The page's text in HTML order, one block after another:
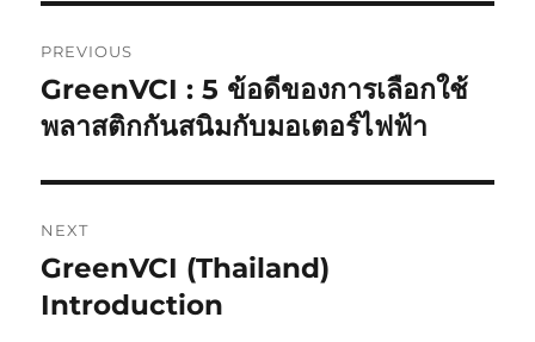
navigation
PREVIOUS
Previous
post:
GreenVCI : 5 ข้อดีของการเลือกใช้
พลาสติกกันสนิมกับมอเตอร์ไฟฟ้า
NEXT
Next
post:
GreenVCI (Thailand)
Introduction